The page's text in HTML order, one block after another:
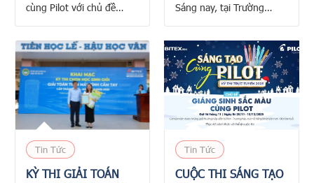
cùng Pilot với chủ đề
sắc màu cùng Pilot. Đây
là sân chơi dành cho
những tâm hồn yêu nghệ
thuật, nơi thí sinh có thể
tự do thể hiện khả năng
mỹ thuật, sức sáng tạo và
gửi gắm những lời chúc
ấm áp trong mùa …
Sáng nay, tại Trường
Giáo dục và Đào tạo
Quảng Ngãi phối hợp
cùng Công ty Cổ phần
Xuất Nhập khẩu Bình Tây
(BITEX) long trọng tổ
chức Lễ khai mạc Kỳ thi
Học sinh giỏi Giải Toán
trên Máy tính …
Tin Tức
KỲ THI GIẢI TOÁN
Tin Tức
CUỘC THI SÁNG TẠO